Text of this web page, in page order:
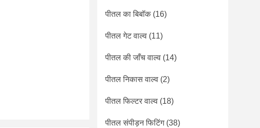
पीतल का बिबॉक (16)
पीतल गेट वाल्व (11)
पीतल की जाँच वाल्व (14)
पीतल निकास वाल्व (2)
पीतल फिल्टर वाल्व (18)
पीतल संपीड़न फिटिंग(38)